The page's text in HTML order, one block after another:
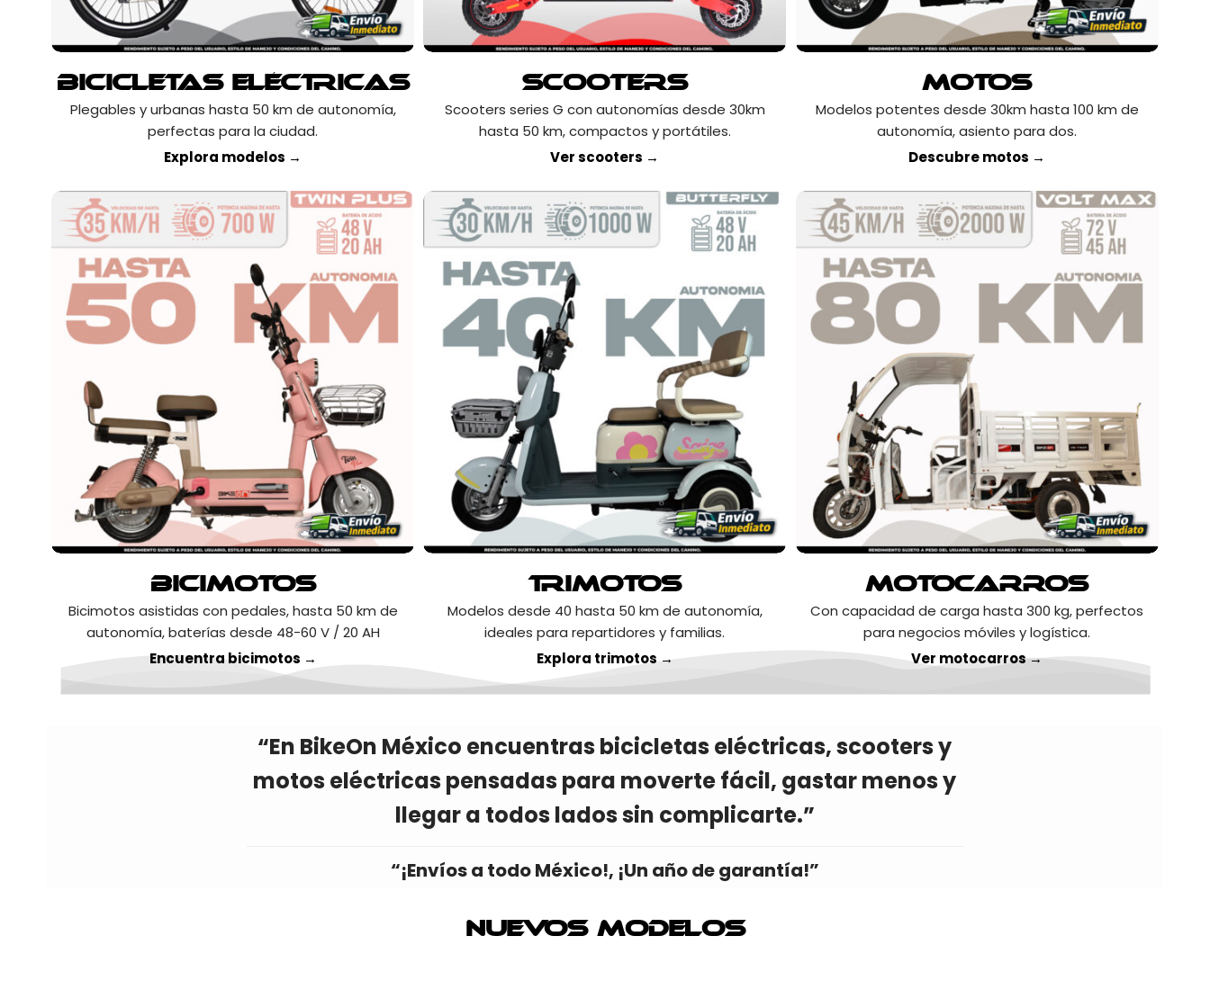
Bicicletas Eléctricas
Plegables y urbanas hasta 50 km de autonomía,
perfectas para la ciudad.
Explora modelos →
Scooters
Scooters series G con autonomías desde 30km
hasta 50 km, compactos y portátiles.
Ver scooters →
Motos
Modelos potentes desde 30km hasta 100 km de
autonomía, asiento para dos.
Descubre motos →
Bicimotos
Bicimotos asistidas con pedales, hasta 50 km de
autonomía, baterías desde 48-60 V / 20 AH
Encuentra bicimotos →
Trimotos
Modelos desde 40 hasta 50 km de autonomía,
ideales para repartidores y familias.
Explora trimotos →
Motocarros
Con capacidad de carga hasta 300 kg, perfectos
para negocios móviles y logística.
Ver motocarros →
“En BikeOn México encuentras bicicletas eléctricas, scooters y
motos eléctricas pensadas para moverte fácil, gastar menos y
llegar a todos lados sin complicarte.”
“¡Envíos a todo México!, ¡Un año de garantía!”
Nuevos modelos